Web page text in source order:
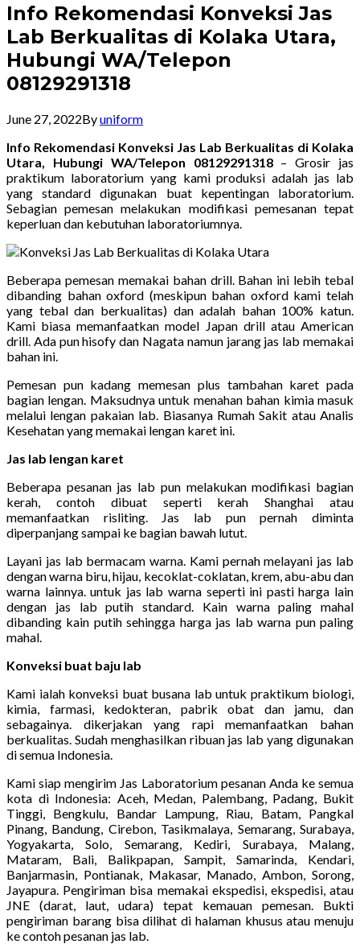
Info Rekomendasi Konveksi Jas
Lab Berkualitas di Kolaka Utara,
Hubungi WA/Telepon
08129291318
June 27, 2022Byuniform
Info Rekomendasi Konveksi Jas Lab Berkualitas di Kolaka
Utara, Hubungi WA/Telepon 08129291318– Grosir jas
praktikum laboratorium yang kami produksi adalah jas lab
yang standard digunakan buat kepentingan laboratorium.
Sebagian pemesan melakukan modifikasi pemesanan tepat
keperluan dan kebutuhan laboratoriumnya.
Beberapa pemesan memakai bahan drill. Bahan ini lebih tebal
dibanding bahan oxford (meskipun bahan oxford kami telah
yang tebal dan berkualitas) dan adalah bahan 100% katun.
Kami biasa memanfaatkan model Japan drill atau American
drill. Ada pun hisofy dan Nagata namun jarang jas lab memakai
bahan ini.
Pemesan pun kadang memesan plus tambahan karet pada
bagian lengan. Maksudnya untuk menahan bahan kimia masuk
melalui lengan pakaian lab. Biasanya Rumah Sakit atau Analis
Kesehatan yang memakai lengan karet ini.
Jas lab lengan karet
Beberapa pesanan jas lab pun melakukan modifikasi bagian
kerah, contoh dibuat seperti kerah Shanghai atau
memanfaatkan risliting. Jas lab pun pernah diminta
diperpanjang sampai ke bagian bawah lutut.
Layani jas lab bermacam warna. Kami pernah melayani jas lab
dengan warna biru, hijau, kecoklat-coklatan, krem, abu-abu dan
warna lainnya. untuk jas lab warna seperti ini pasti harga lain
dengan jas lab putih standard. Kain warna paling mahal
dibanding kain putih sehingga harga jas lab warna pun paling
mahal.
Konveksi buat baju lab
Kami ialah konveksi buat busana lab untuk praktikum biologi,
kimia, farmasi, kedokteran, pabrik obat dan jamu, dan
sebagainya. dikerjakan yang rapi memanfaatkan bahan
berkualitas. Sudah menghasilkan ribuan jas lab yang digunakan
di semua Indonesia.
Kami siap mengirim Jas Laboratorium pesanan Anda ke semua
kota di Indonesia: Aceh, Medan, Palembang, Padang, Bukit
Tinggi, Bengkulu, Bandar Lampung, Riau, Batam, Pangkal
Pinang, Bandung, Cirebon, Tasikmalaya, Semarang, Surabaya,
Yogyakarta, Solo, Semarang, Kediri, Surabaya, Malang,
Mataram, Bali, Balikpapan, Sampit, Samarinda, Kendari,
Banjarmasin, Pontianak, Makasar, Manado, Ambon, Sorong,
Jayapura. Pengiriman bisa memakai ekspedisi, ekspedisi, atau
JNE (darat, laut, udara) tepat kemauan pemesan. Bukti
pengiriman barang bisa dilihat di halaman khusus atau menuju
ke contoh pesanan jas lab.